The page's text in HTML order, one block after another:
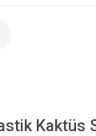
Kaktüs